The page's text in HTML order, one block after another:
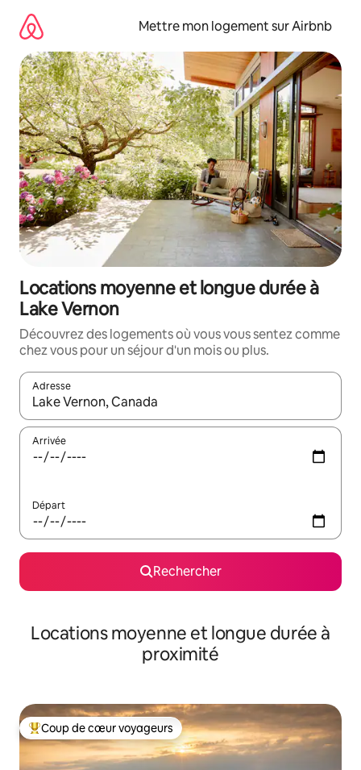
directement
contenu
Mettre mon logement sur Airbnb
Locations moyenne et longue durée à
Lake Vernon
Découvrez des logements où vous vous sentez comme
chez vous pour un séjour d'un mois ou plus.
Adresse
Lorsque les résultats s'affichent, utilisez les flèches vers le
Arrivée
Départ
Rechercher
Locations moyenne et longue durée à
proximité
Coups de cœur voyageurs les plus appréciés
Coup de cœur voyageurs